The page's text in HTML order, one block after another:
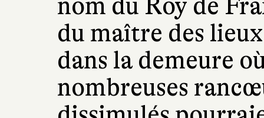
nom du Roy de
du maître des
dans la demeure
nombreuses